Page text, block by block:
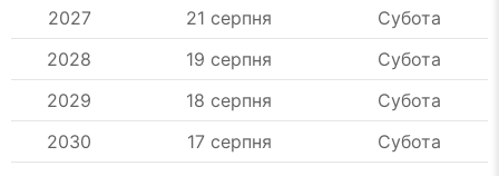
2027
21 серпня
Субота
2028
19 серпня
Субота
2029
18 серпня
Субота
2030
17 серпня Субота